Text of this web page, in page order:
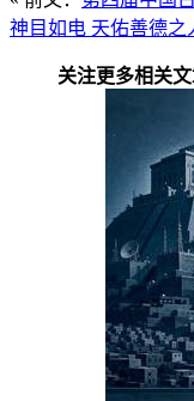
神目如电 天佑善德之
关注更多相关文